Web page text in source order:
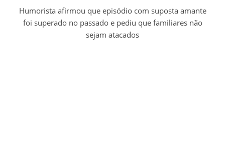
Humorista afirmou que episódio com suposta amante
foi superado no passado e pediu que familiares não
sejam atacados